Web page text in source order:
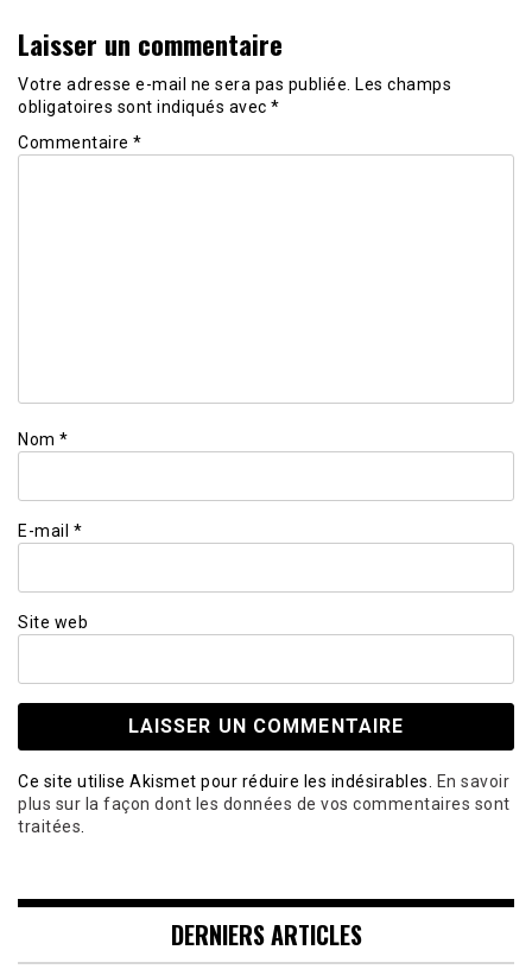
Laisser un commentaire
Votre adresse e-mail ne sera pas publiée. Les champs
obligatoires sont indiqués avec *
Commentaire *
Nom *
E-mail *
Site web
Ce site utilise Akismet pour réduire les indésirables.
En savoir
plus sur la façon dont les données de vos commentaires sont
traitées
DERNIERS ARTICLES